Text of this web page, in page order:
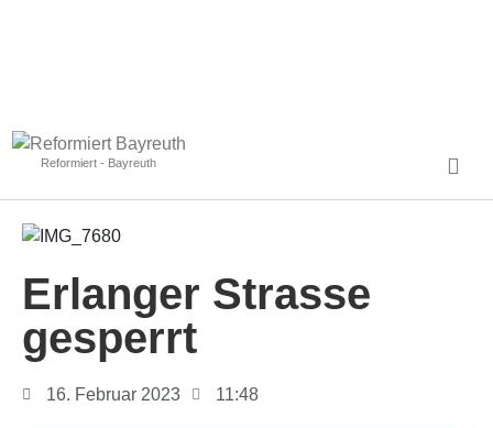
Reformiert - Bayreuth
Erlanger Strasse
gesperrt
16. Februar 2023 11:48